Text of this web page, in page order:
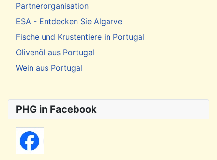
Partnerorganisation
ESA - Entdecken Sie Algarve
Fische und Krustentiere in Portugal
Olivenöl aus Portugal
Wein aus Portugal
PHG in Facebook